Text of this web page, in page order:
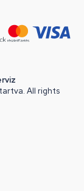
All rights